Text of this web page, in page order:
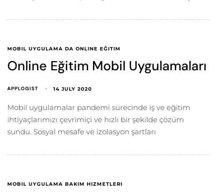
MOBIL UYGULAMA DA ONLINE EĞITIM
Online Eğitim Mobil Uygulamaları
APPLOGIST 14 JULY 2020
Mobil uygulamalar pandemi sürecinde iş ve eğitim
ihtiyaçlarımızı çevrimiçi ve hızlı bir şekilde çözüm
sundu. Sosyal mesafe ve izolasyon şartları
MOBIL UYGULAMA BAKIM HIZMETLERI